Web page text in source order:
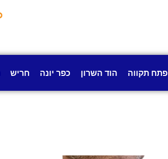
פתח תקווה הוד השרון כפר יונה חריש